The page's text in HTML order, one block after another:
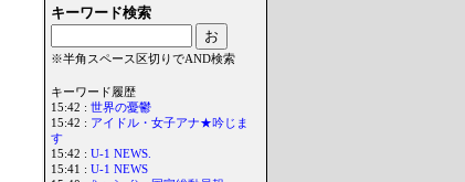
キーワード検索
※半角スペース区切りでAND検索
キーワード履歴
15:42 : 世界の憂鬱
15:42 : アイドル・女子アナ★吟じま
す
15:42 : U-1 NEWS.
15:41 : U-1 NEWS